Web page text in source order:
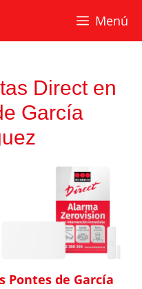
Menú
Direct en
García
Pontes de García